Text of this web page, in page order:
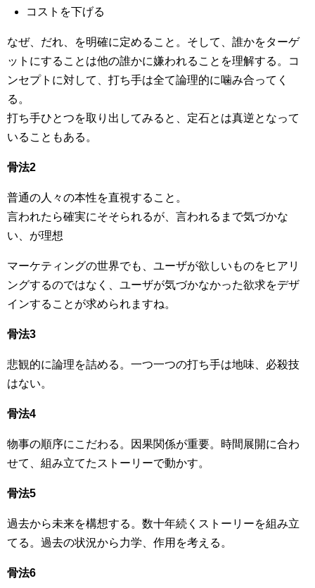
コストを下げる
なぜ、だれ、を明確に定めること。そして、誰かをターゲ
ットにすることは他の誰かに嫌われることを理解する。コ
ンセプトに対して、打ち手は全て論理的に噛み合ってく
る。
打ち手ひとつを取り出してみると、定石とは真逆となって
いることもある。
骨法2
普通の人々の本性を直視すること。
言われたら確実にそそられるが、言われるまで気づかな
い、が理想
マーケティングの世界でも、ユーザが欲しいものをヒアリ
ングするのではなく、ユーザが気づかなかった欲求をデザ
インすることが求められますね。
骨法3
悲観的に論理を詰める。一つ一つの打ち手は地味、必殺技
はない。
骨法4
物事の順序にこだわる。因果関係が重要。時間展開に合わ
せて、組み立てたストーリーで動かす。
骨法5
過去から未来を構想する。数十年続くストーリーを組み立
てる。過去の状況から力学、作用を考える。
骨法6